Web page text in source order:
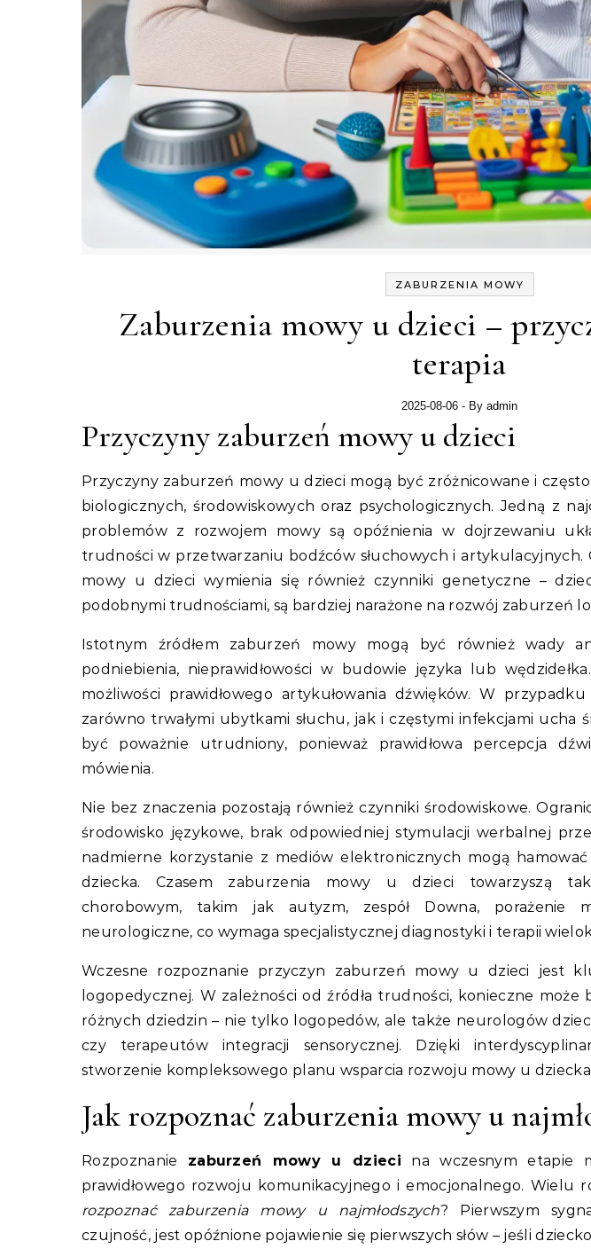
ZABURZENIA MOWY
Zaburzenia mowy u dzieci –
terapia
2025-08-06 - By admin
Przyczyny zaburzeń mowy u dzieci
Przyczyny zaburzeń mowy u dzieci mogą być zróżnicowane i
biologicznych, środowiskowych oraz psychologicznych. Jedną z
problemów z rozwojem mowy są opóźnienia w dojrzewaniu
trudności w przetwarzaniu bodźców słuchowych i
mowy u dzieci wymienia się również czynniki genetyczne –
podobnymi trudnościami, są bardziej narażone na rozwój zaburzeń
Istotnym źródłem zaburzeń mowy mogą być również wady
podniebienia, nieprawidłowości w budowie języka lub
możliwości prawidłowego artykułowania dźwięków. W
zarówno trwałymi ubytkami słuchu, jak i częstymi infekcjami ucha
być poważnie utrudniony, ponieważ prawidłowa percepcja
mówienia.
Nie bez znaczenia pozostają również czynniki środowiskowe.
środowisko językowe, brak odpowiedniej stymulacji werbalnej
nadmierne korzystanie z mediów elektronicznych mogą
dziecka. Czasem zaburzenia mowy u dzieci towarzyszą
chorobowym, takim jak autyzm, zespół Downa, porażenie
neurologiczne, co wymaga specjalistycznej diagnostyki i terapii
Wczesne rozpoznanie przyczyn zaburzeń mowy u dzieci jest
logopedycznej. W zależności od źródła trudności, konieczne może
różnych dziedzin – nie tylko logopedów, ale także neurologów
czy terapeutów integracji sensorycznej. Dzięki
stworzenie kompleksowego planu wsparcia rozwoju mowy u
Jak rozpoznać zaburzenia mowy u
Rozpoznanie zaburzeń mowy u dzieci na wczesnym etapie
prawidłowego rozwoju komunikacyjnego i emocjonalnego. Wielu
rozpoznać zaburzenia mowy u najmłodszych? Pierwszym
czujność, jest opóźnione pojawienie się pierwszych słów – jeśli